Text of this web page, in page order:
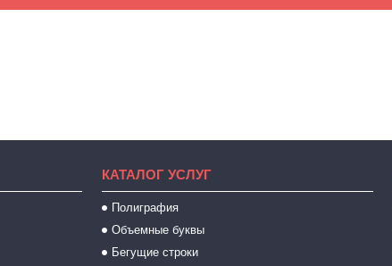
КАТАЛОГ УСЛУГ
Полиграфия
Объемные буквы
Бегущие строки